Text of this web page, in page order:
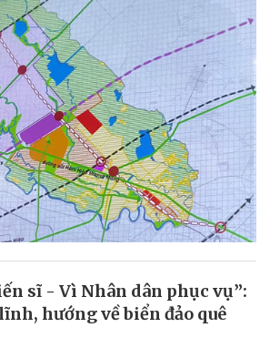
sĩ - Vì Nhân dân phục vụ”:
hướng về biển đảo quê